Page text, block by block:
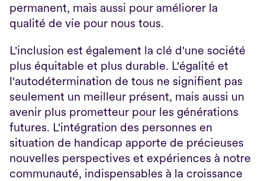
permanent, mais aussi pour améliorer la
qualité de vie pour nous tous.
L'inclusion est également la clé d'une société
plus équitable et plus durable. L'égalité et
l'autodétermination de tous ne signifient pas
seulement un meilleur présent, mais aussi un
avenir plus prometteur pour les générations
futures. L'intégration des personnes en
situation de handicap apporte de précieuses
nouvelles perspectives et expériences à notre
communauté, indispensables à la croissance